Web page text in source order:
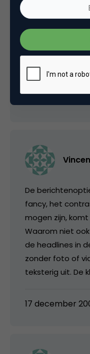
informatie (links
door overal
het niet
clicken.
goede keuze
De
fancy, het
mogen zijn,
Waarom niet
de headlines in
zonder foto of
teksterig uit. De
17 december